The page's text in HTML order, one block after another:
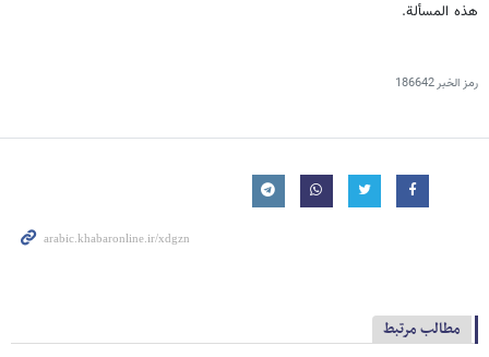
هذه المسألة.
رمز الخبر186642
مطالب مرتبط